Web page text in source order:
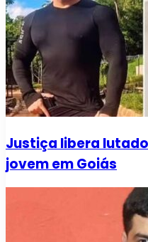
Justiça libera
jovem em Goiás